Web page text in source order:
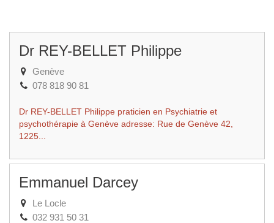
Dr REY-BELLET Philippe
Genève
078 818 90 81
Dr REY-BELLET Philippe praticien en Psychiatrie et
psychothérapie à Genève adresse: Rue de Genève 42,
1225...
Emmanuel Darcey
Le Locle
032 931 50 31